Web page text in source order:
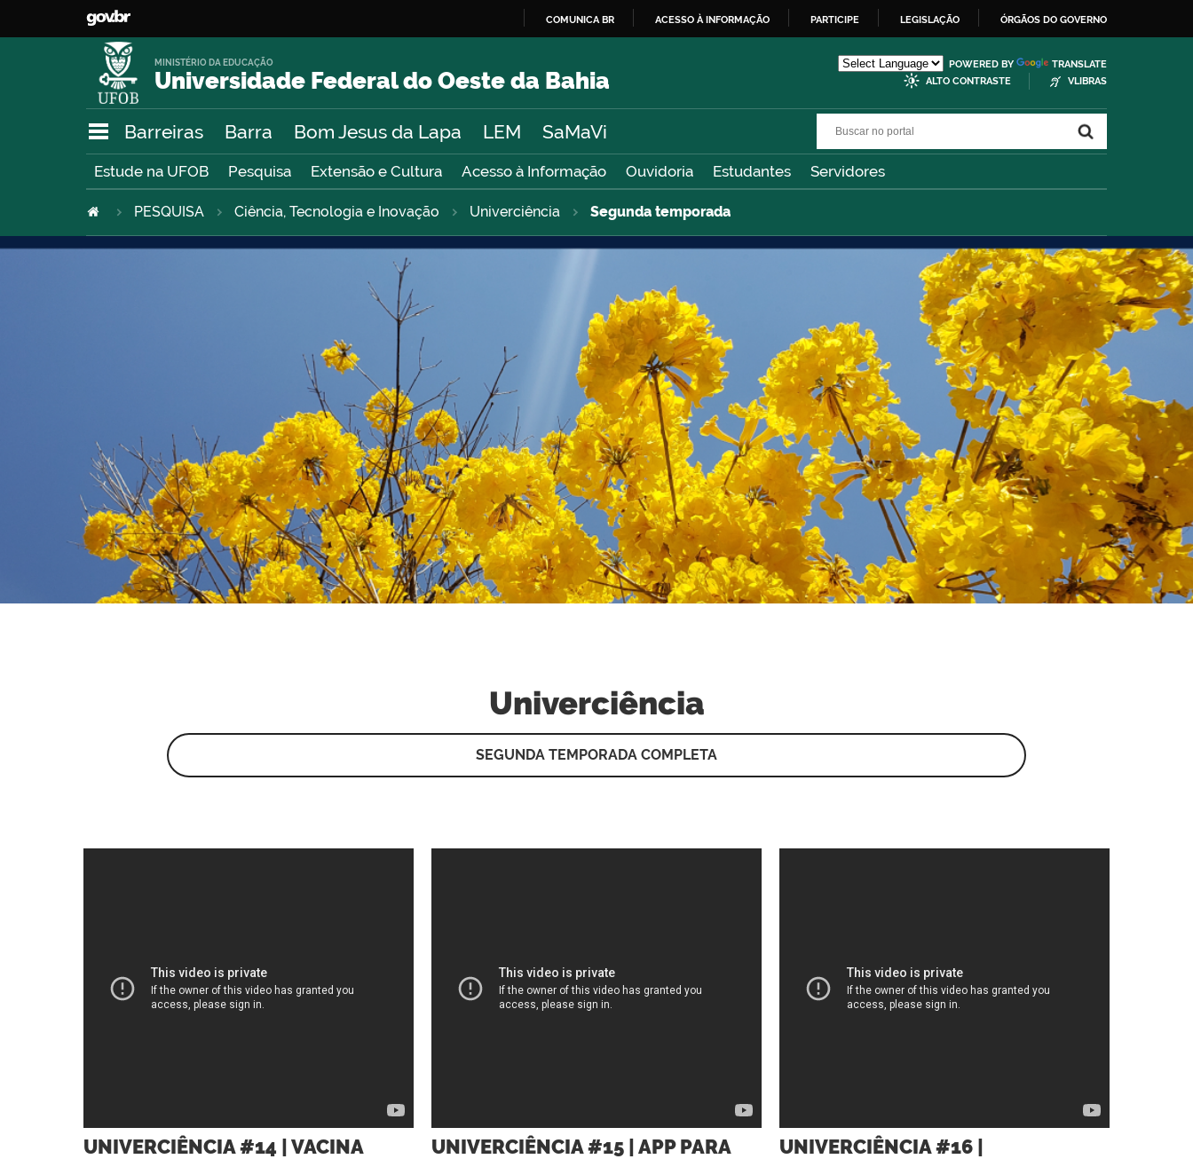
O
COMUNICA BR ACESSO À INFORMAÇÃO PARTICIPE LEGISLAÇÃO ÓRGÃOS DO GOVERNO
Universidade Federal do Oeste da Bahia
MINISTÉRIO DA EDUCAÇÃO POWERED BY
TRANSLATE
ALTO CONTRASTE
VLIBRAS
Barreiras Barra Bom Jesus da Lapa LEM SaMaVi
Estude na UFOB Pesquisa Extensão e Cultura Acesso à Informação Ouvidoria Estudantes Servidores
PESQUISA Ciência, Tecnologia e Inovação Univerciência Segunda temporada
Univerciência
SEGUNDA TEMPORADA COMPLETA
UNIVERCIÊNCIA #14 | VACINA
UNIVERCIÊNCIA #15 | APP PARA
UNIVERCIÊNCIA #16 |